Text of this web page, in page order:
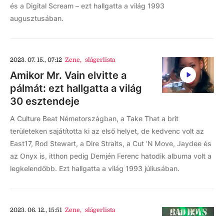
és a Digital Scream – ezt hallgatta a világ 1993
augusztusában.
2023. 07. 15., 07:12 Zene, slágerlista
Amikor Mr. Vain elvitte a
pálmát: ezt hallgatta a világ
30 esztendeje
A Culture Beat Németországban, a Take That a brit
területeken sajátította ki az első helyet, de kedvenc volt az
East17, Rod Stewart, a Dire Straits, a Cut ’N Move, Jaydee és
az Onyx is, itthon pedig Demjén Ferenc hatodik albuma volt a
legkelendőbb. Ezt hallgatta a világ 1993 júliusában.
2023. 06. 12., 15:51 Zene, slágerlista